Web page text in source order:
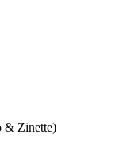
& Zinette)